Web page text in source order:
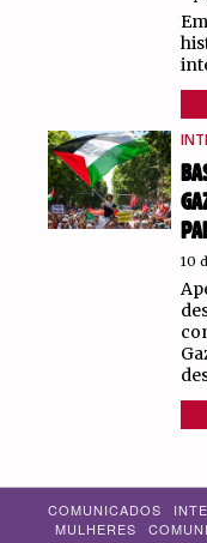
10
COMUNICADOS
MULHERES